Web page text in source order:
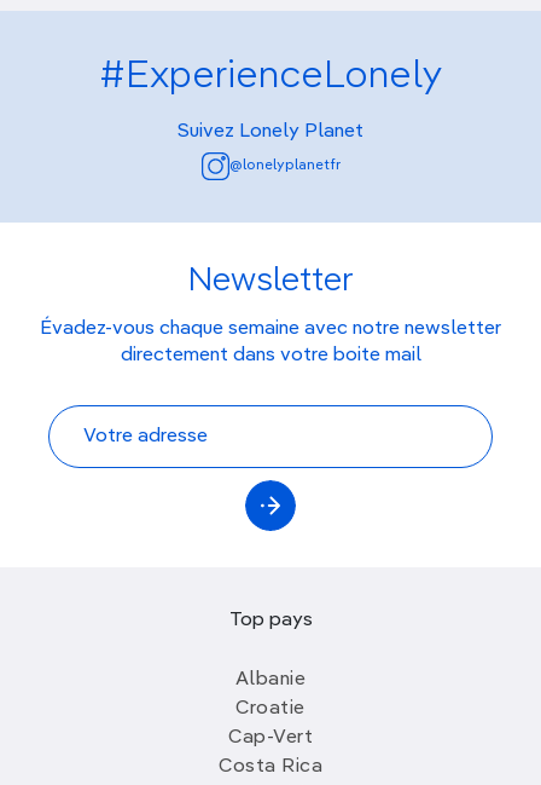
#ExperienceLonely
Suivez Lonely Planet
@lonelyplanetfr
Newsletter
Évadez-vous chaque semaine avec notre newsletter
directement dans votre boite mail
Top pays
Albanie
Croatie
Cap-Vert
Costa Rica